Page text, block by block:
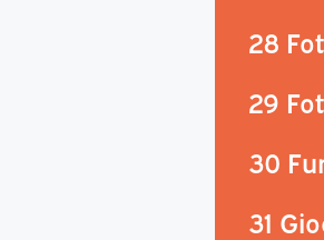
28
29
30
31